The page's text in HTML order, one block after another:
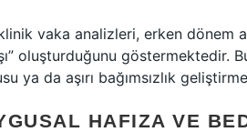
vaka analizleri, erken dönem
oluşturduğunu göstermektedir.
ya da aşırı bağımsızlık
HAFIZA VE